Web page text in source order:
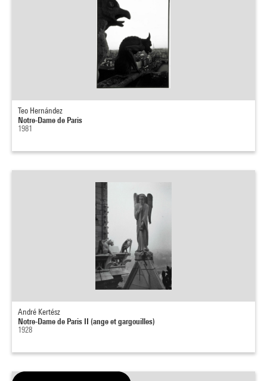
Teo Hernández
Notre-Dame de Paris
1981
André Kertész
Notre-Dame de Paris II (ange et gargouilles)
1928